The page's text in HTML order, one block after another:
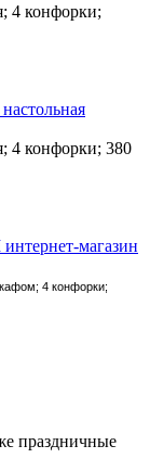
4 конфорки;
4 конфорки; 380
4 конфорки;
праздничные